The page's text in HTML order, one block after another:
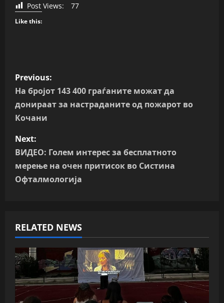
Post Views: 77
Like this:
P
o
s
t
n
a
i
g
a
t
Previous:
На бројот 143 400 граѓаните можат да
донираат за настраданите од пожарот во
Кочани
Next:
ВИДЕО: Голем интерес за бесплатното
мерење на очен притисок во Систина
Офталмологија
RELATED NEWS